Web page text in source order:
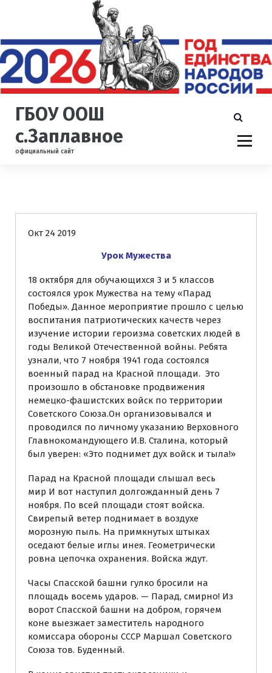
е
й
т
и
ГБОУ ООШ
с.Заплавное
официальный сайт
Окт 24 2019
Урок Мужества
18 октября для обучающихся 3 и 5 классов
состоялся урок Мужества на тему «Парад
Победы». Данное мероприятие прошло с целью
воспитания патриотических качеств через
изучение истории героизма советских людей в
годы Великой Отечественной войны. Ребята
узнали, что 7 ноября 1941 года состоялся
военный парад на Красной площади. Это
произошло в обстановке продвижения
немецко-фашистских войск по территории
Советского Союза.Он организовывался и
проводился по личному указанию Верховного
Главнокомандующего И.В. Сталина, который
был уверен: «Это поднимет дух войск и тыла!»
Парад на Красной площади слышал весь
мир И вот наступил долгожданный день 7
ноября. По всей площади стоят войска.
Свирепый ветер поднимает в воздухе
морозную пыль. На примкнутых штыках
оседают белые иглы инея. Геометрически
ровна цепочка охранения. Войска ждут.
Часы Спасской башни гулко бросили на
площадь восемь ударов. — Парад, смирно! Из
ворот Спасской башни на добром, горячем
коне выезжает заместитель народного
комиссара обороны СССР Маршал Советского
Союза тов. Буденный.